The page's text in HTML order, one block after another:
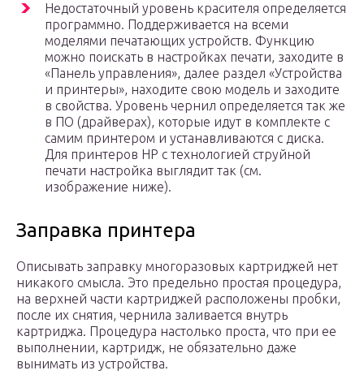
Недостаточный уровень красителя определяется
программно. Поддерживается на всеми
моделями печатающих устройств. Функцию
можно поискать в настройках печати, заходите в
«Панель управления», далее раздел «Устройства
и принтеры», находите свою модель и заходите
в свойства. Уровень чернил определяется так же
в ПО (драйверах), которые идут в комплекте с
самим принтером и устанавливаются с диска.
Для принтеров HP с технологией струйной
печати настройка выглядит так (см.
изображение ниже).
Заправка принтера
Описывать заправку многоразовых картриджей нет
никакого смысла. Это предельно простая процедура,
на верхней части картриджей расположены пробки,
после их снятия, чернила заливается внутрь
картриджа. Процедура настолько проста, что при ее
выполнении, картридж, не обязательно даже
вынимать из устройства.